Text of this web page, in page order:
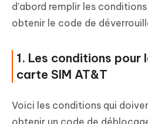
d'abord remplir les
obtenir le code de
1. Les conditions pour
carte SIM AT&T
Voici les conditions qui